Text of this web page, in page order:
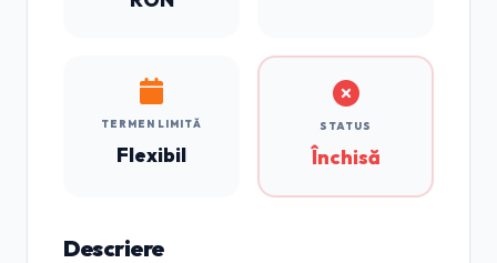
TERMEN LIMITĂ
Flexibil
STATUS
Închisă
Descriere